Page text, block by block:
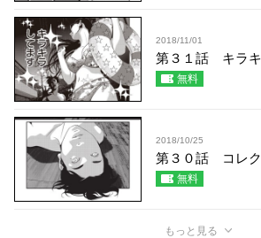
2018/11/01
第３１話 キラ
無料
2018/10/25
第３０話 コレ
無料
もっと見る